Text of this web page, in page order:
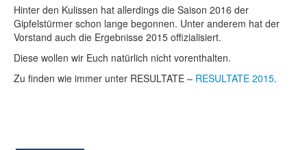
Hinter den Kulissen hat allerdings die Saison 2016 der
Gipfelstürmer schon lange begonnen. Unter anderem hat der
Vorstand auch die Ergebnisse 2015 offizialisiert.
Diese wollen wir Euch natürlich nicht vorenthalten.
Zu finden wie immer unter RESULTATE – RESULTATE 2015.